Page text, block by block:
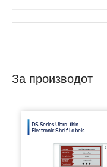
За производот